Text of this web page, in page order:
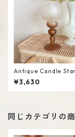
Antique Candle
¥3,630
同じカテゴリの